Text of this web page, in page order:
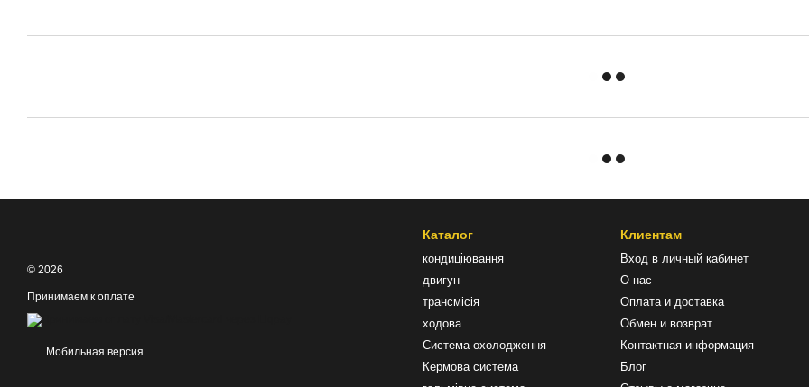
© 2026
Принимаем к оплате
Мобильная версия
Каталог
кондиціювання
двигун
трансмісія
ходова
Система охолодження
Кермова система
Клиентам
Вход в личный кабинет
О нас
Оплата и доставка
Обмен и возврат
Контактная информация
Блог